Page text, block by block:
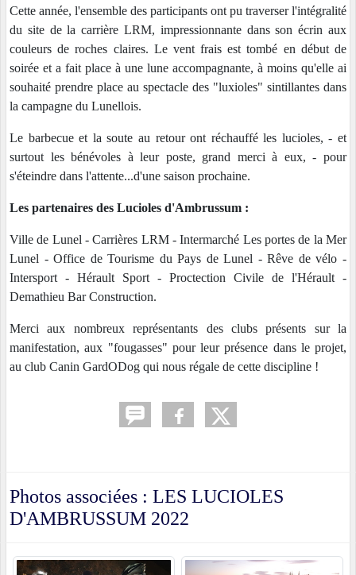
Cette année, l'ensemble des participants ont pu traverser l'intégralité
du site de la carrière LRM, impressionnante dans son écrin aux
couleurs de roches claires. Le vent frais est tombé en début de
soirée et a fait place à une lune accompagnante, à moins qu'elle ai
souhaité prendre place au spectacle des "luxioles" sintillantes dans
la campagne du Lunellois.
Le barbecue et la soute au retour ont réchauffé les lucioles, - et
surtout les bénévoles à leur poste, grand merci à eux, - pour
s'éteindre dans l'attente...d'une saison prochaine.
Les partenaires des Lucioles d'Ambrussum :
Ville de Lunel - Carrières LRM - Intermarché Les portes de la Mer
Lunel - Office de Tourisme du Pays de Lunel - Rêve de vélo -
Intersport - Hérault Sport - Proctection Civile de l'Hérault -
Demathieu Bar Construction.
Merci aux nombreux représentants des clubs présents sur la
manifestation, aux "fougasses" pour leur présence dans le projet,
au club Canin GardODog qui nous régale de cette discipline !
Photos associées : LES LUCIOLES
D'AMBRUSSUM 2022